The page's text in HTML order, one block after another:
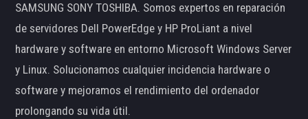
SAMSUNG SONY TOSHIBA. Somos expertos en reparación
de servidores Dell PowerEdge y HP ProLiant a nivel
hardware y software en entorno Microsoft Windows Server
y Linux. Solucionamos cualquier incidencia hardware o
software y mejoramos el rendimiento del ordenador
prolongando su vida útil.